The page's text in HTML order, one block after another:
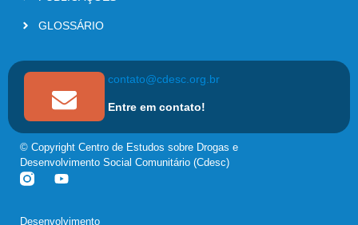
GLOSSÁRIO
contato@cdesc.org.br
Entre em contato!
© Copyright Centro de Estudos sobre Drogas e
Desenvolvimento Social Comunitário (Cdesc)
Desenvolvimento